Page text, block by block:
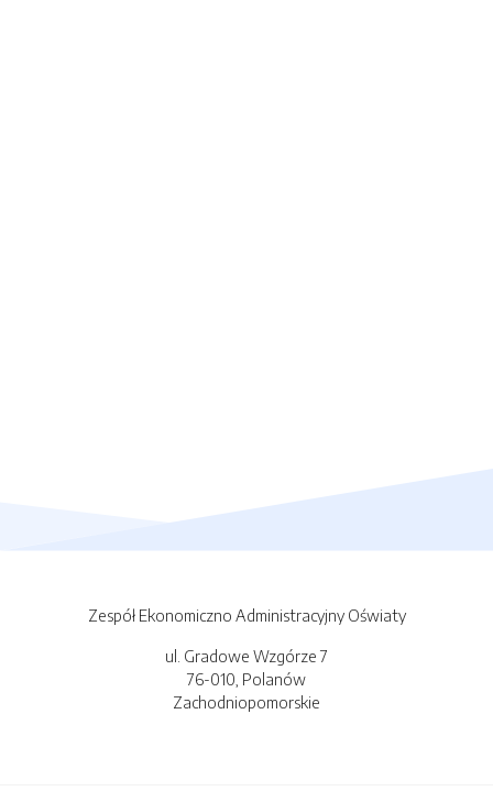
Zespół Ekonomiczno Administracyjny Oświaty
ul. Gradowe Wzgórze 7
76-010, Polanów
Zachodniopomorskie